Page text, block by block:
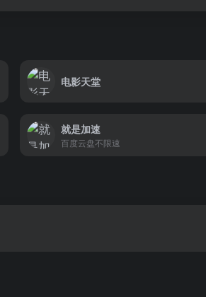
电影天堂
就是加速
百度云盘不限速